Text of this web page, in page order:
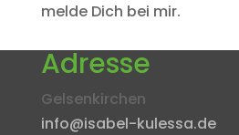
melde Dich bei mir.
Adresse
Gelsenkirchen
info@isabel-kulessa.de